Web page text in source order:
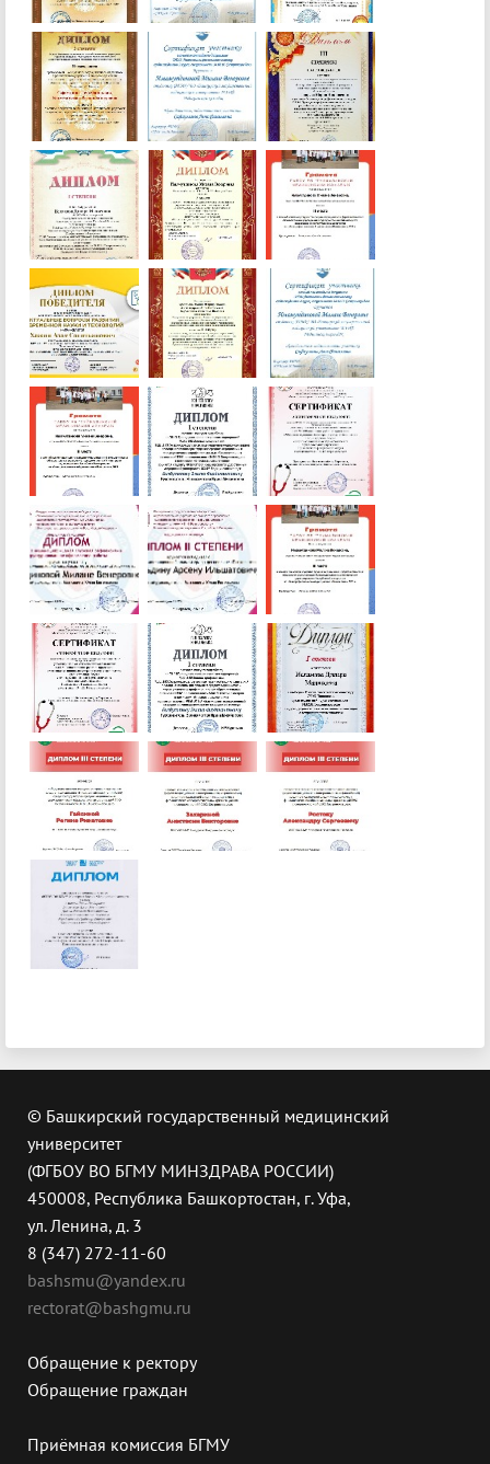
© Башкирский государственный медицинский
университет
(ФГБОУ ВО БГМУ МИНЗДРАВА РОССИИ)
450008, Республика Башкортостан, г. Уфа,
ул. Ленина, д. 3
8 (347) 272-11-60
bashsmu@yandex.ru
rectorat@bashgmu.ru
Обращение к ректору
Обращение граждан
Приёмная комиссия БГМУ